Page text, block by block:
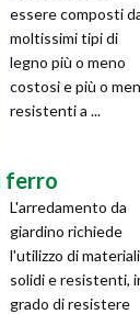
essere composti
moltissimi tipi di
legno più o meno
costosi e più o
resistenti a ...
ferro
L'arredamento da
giardino richiede
l'utilizzo di materiali
solidi e resistenti,
grado di resistere